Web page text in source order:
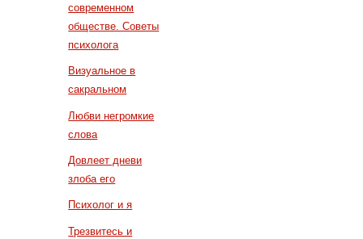
современном
обществе. Советы
психолога
Визуальное в
сакральном
Любви негромкие
слова
Довлеет дневи
злоба его
Психолог и я
Трезвитесь и